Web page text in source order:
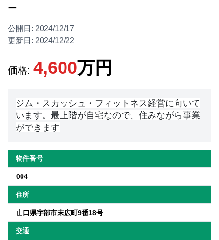
ー
公開日: 2024/12/17
更新日: 2024/12/22
価格: 4,600万円
ジム・スカッシュ・フィットネス経営に向いて
います。 最上階が自宅なので、住みながら事業
ができます
物件番号
004
住所
山口県宇部市末広町9番18号
交通